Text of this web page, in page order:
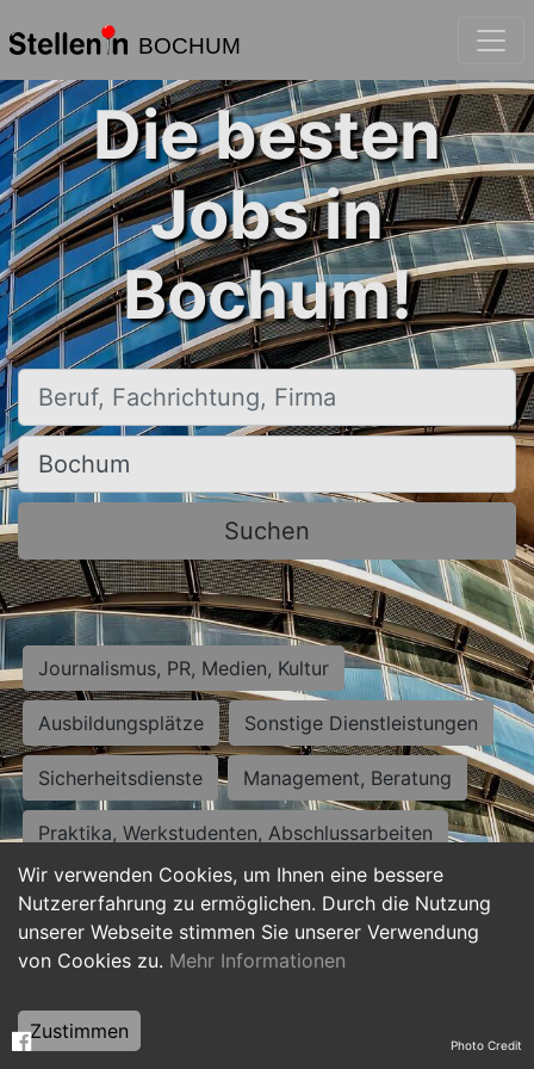
BOCHUM
Wir verwenden Cookies, um Ihnen eine bessere
Nutzererfahrung zu ermöglichen. Durch die Nutzung
unserer Webseite stimmen Sie unserer Verwendung
von Cookies zu. Mehr Informationen
Zustimmen
Die besten
Jobs in
Bochum!
Beruf, Fachrichtung, Firma
Ort, Stadt
Suchen
Journalismus, PR, Medien, Kultur
Ausbildungsplätze Sonstige Dienstleistungen
Sicherheitsdienste Management, Beratung
Praktika, Werkstudenten, Abschlussarbeiten
Personalwesen Assistenz, Sekretariat
Hilfskräfte, Aushilfs- und Nebenjobs
Weiterbildung, Studium, duale Ausbildung Photo Credit